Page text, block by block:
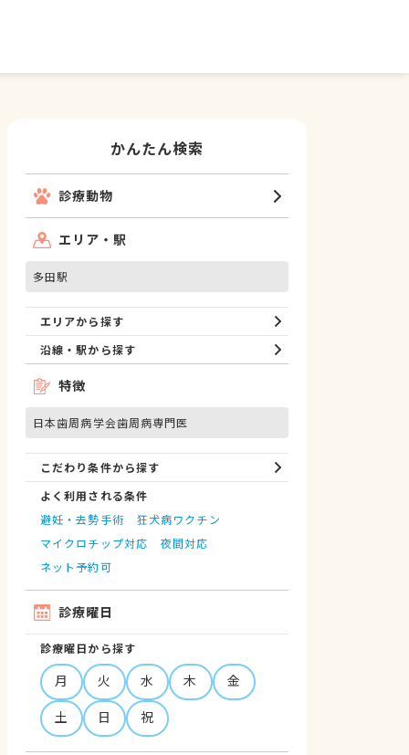
かんたん検索
診療動物
エリア・駅
多田駅
エリアから探す
沿線・駅から探す
特徴
日本歯周病学会歯周病専門医
こだわり条件から探す
よく利用される条件
避妊・去勢手術
狂犬病ワクチン
マイクロチップ対応
夜間対応
ネット予約可
診療曜日
診療曜日から探す
月 火 水 木
金
土
日 祝